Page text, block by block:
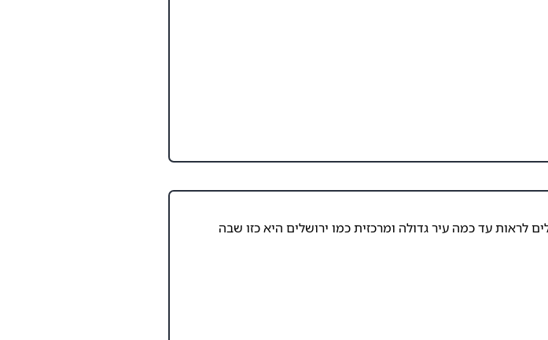
לראות עד כמה עיר גדולה ומרכזית כמו ירושלים היא כזו שבה